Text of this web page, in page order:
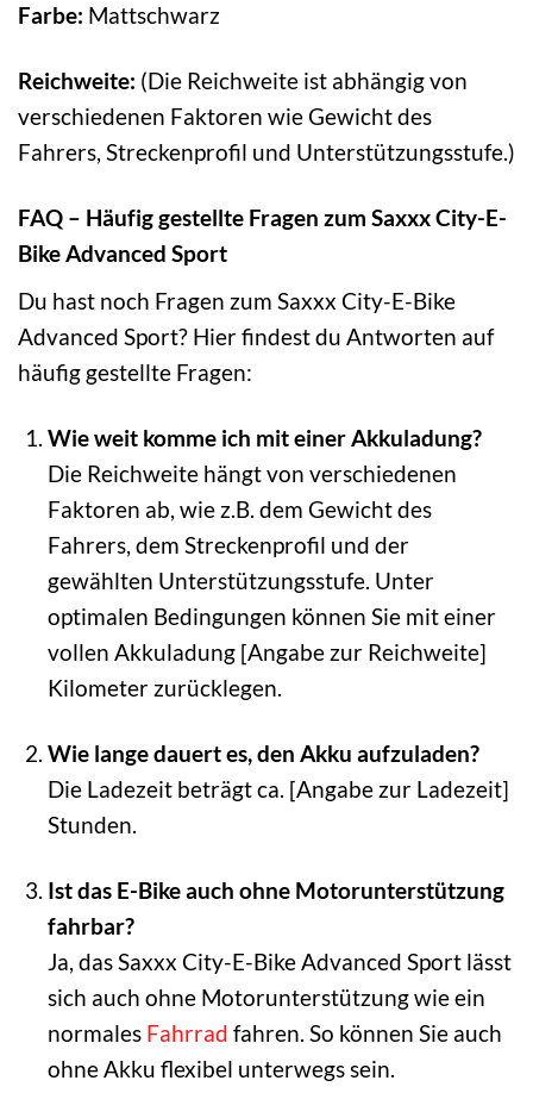
Farbe: Mattschwarz
Reichweite: (Die Reichweite ist abhängig von
verschiedenen Faktoren wie Gewicht des
Fahrers, Streckenprofil und Unterstützungsstufe.)
FAQ – Häufig gestellte Fragen zum Saxxx City-E-
Bike Advanced Sport
Du hast noch Fragen zum Saxxx City-E-Bike
Advanced Sport? Hier findest du Antworten auf
häufig gestellte Fragen:
Wie weit komme ich mit einer Akkuladung?
Die Reichweite hängt von verschiedenen
Faktoren ab, wie z.B. dem Gewicht des
Fahrers, dem Streckenprofil und der
gewählten Unterstützungsstufe. Unter
optimalen Bedingungen können Sie mit einer
vollen Akkuladung [Angabe zur Reichweite]
Kilometer zurücklegen.
Wie lange dauert es, den Akku aufzuladen?
Die Ladezeit beträgt ca. [Angabe zur Ladezeit]
Stunden.
Ist das E-Bike auch ohne Motorunterstützung
fahrbar?
Ja, das Saxxx City-E-Bike Advanced Sport lässt
sich auch ohne Motorunterstützung wie ein
normales Fahrrad fahren. So können Sie auch
ohne Akku flexibel unterwegs sein.